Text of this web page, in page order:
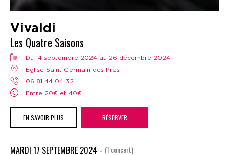
Vivaldi
Les Quatre Saisons
Du 14 septembre 2024 au 26 décembre 2024
Église Saint Germain des Près
06 81 44 04 32
Entre 20€ et 40€
EN SAVOIR PLUS RÉSERVER
MARDI 17 SEPTEMBRE 2024 - (1 concert)